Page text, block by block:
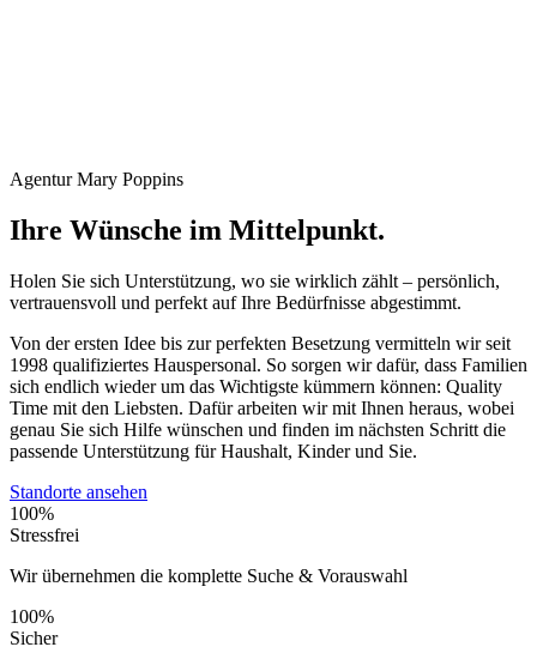
Agentur Mary Poppins
Ihre Wünsche im Mittelpunkt.
Holen Sie sich Unterstützung, wo sie wirklich zählt – persönlich,
vertrauensvoll und perfekt auf Ihre Bedürfnisse abgestimmt.
Von der ersten Idee bis zur perfekten Besetzung vermitteln wir seit
1998 qualifiziertes Hauspersonal. So sorgen wir dafür, dass Familien
sich endlich wieder um das Wichtigste kümmern können: Quality
Time mit den Liebsten. Dafür arbeiten wir mit Ihnen heraus, wobei
genau Sie sich Hilfe wünschen und finden im nächsten Schritt die
passende Unterstützung für Haushalt, Kinder und Sie.
Standorte ansehen
100%
Stressfrei
Wir übernehmen die komplette Suche & Vorauswahl
100%
Sicher